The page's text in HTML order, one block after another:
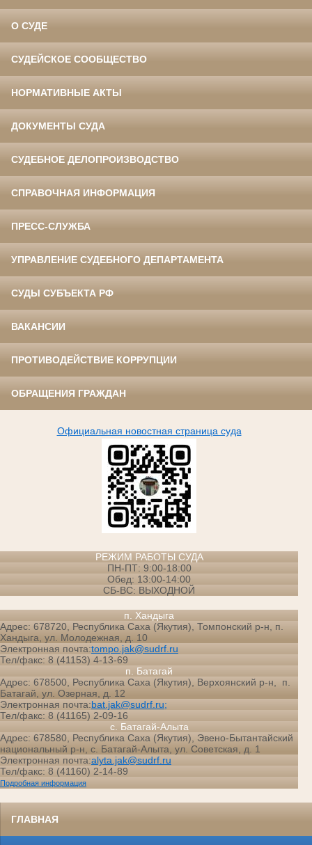
О СУДЕ
СУДЕЙСКОЕ СООБЩЕСТВО
НОРМАТИВНЫЕ АКТЫ
ДОКУМЕНТЫ СУДА
СУДЕБНОЕ ДЕЛОПРОИЗВОДСТВО
СПРАВОЧНАЯ ИНФОРМАЦИЯ
ПРЕСС-СЛУЖБА
УПРАВЛЕНИЕ СУДЕБНОГО ДЕПАРТАМЕНТА
СУДЫ СУБЪЕКТА РФ
ВАКАНСИИ
ПРОТИВОДЕЙСТВИЕ КОРРУПЦИИ
ОБРАЩЕНИЯ ГРАЖДАН
Официальная новостная страница суда
РЕЖИМ РАБОТЫ СУДА
ПН-ПТ: 9:00-18:00
Обед: 13:00-14:00
СБ-ВС: ВЫХОДНОЙ
п. Хандыга
Адрес: 678720, Республика Саха (Якутия), Томпонский р-н, п.
Хандыга, ул. Молодежная, д. 10
Электронная почта:tompo.jak@sudrf.ru
Тел/факс: 8 (41153) 4-13-69
п. Батагай
Адрес: 678500, Республика Саха (Якутия), Верхоянский р-н, п.
Батагай, ул. Озерная, д. 12
Электронная почта:bat.jak@sudrf.ru;
Тел/факс: 8 (41165) 2-09-16
с. Батагай-Алыта
Адрес: 678580, Республика Саха (Якутия), Эвено-Бытантайский
национальный р-н, с. Батагай-Алыта, ул. Советская, д. 1
Электронная почта:alyta.jak@sudrf.ru
Тел/факс: 8 (41160) 2-14-89
Подробная информация
ГЛАВНАЯ